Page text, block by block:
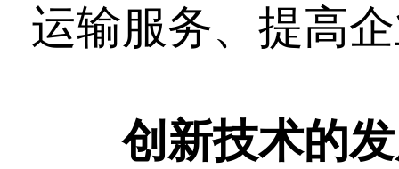
运输服务、提高
创新技术的发